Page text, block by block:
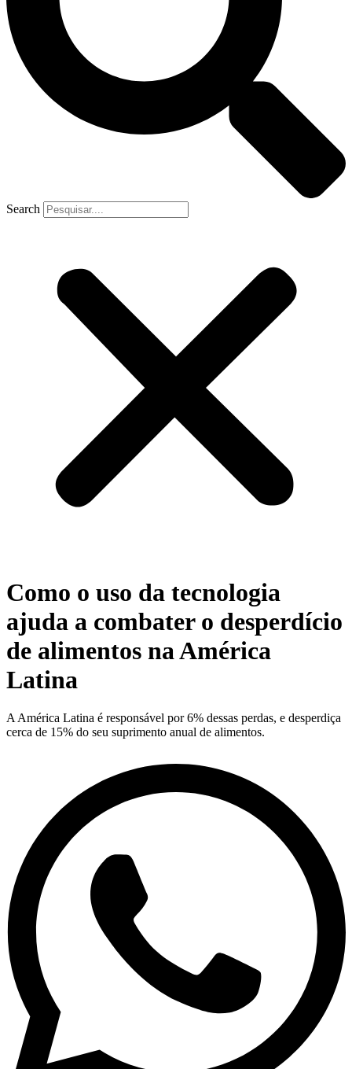
Search
Como o uso da tecnologia
ajuda a combater o desperdício
de alimentos na América
Latina
A América Latina é responsável por 6% dessas perdas, e desperdiça
cerca de 15% do seu suprimento anual de alimentos.